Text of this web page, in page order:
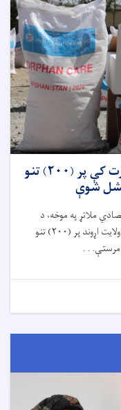
د شهیدانو او معلولینو چارو په وزارت کې پر (۲۰۰) تنو
شوې
ملاتړ په موخه، د
اړوند پر (۲۰۰) تنو
. .